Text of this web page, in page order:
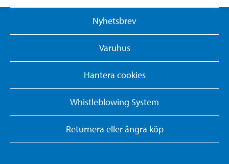
Nyhetsbrev
Varuhus
Hantera cookies
Whistleblowing System
Returnera eller ångra köp